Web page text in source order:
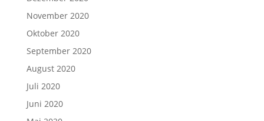
November 2020
Oktober 2020
September 2020
August 2020
Juli 2020
Juni 2020